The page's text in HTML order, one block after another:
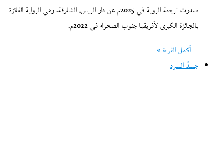
صدرت ترجمة الروية في 2025م عن دار الريس، الشارقة. وهي الرواية الفائزة
بالجائزة الكبرى لأفريقيا جنوب الصحراء في 2022م.
أكمل القراءة »
جسدُ السرد